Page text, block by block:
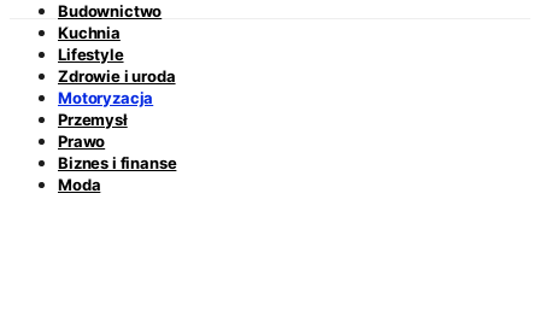
Budownictwo
Kuchnia
Lifestyle
Zdrowie i uroda
Motoryzacja
Przemysł
Prawo
Biznes i finanse
Moda